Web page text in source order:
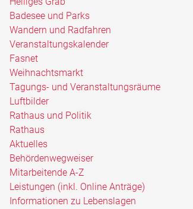
Badesee und Parks
Wandern und Radfahren
Veranstaltungskalender
Fasnet
Weihnachtsmarkt
Tagungs- und Veranstaltungsräume
Luftbilder
Rathaus und Politik
Rathaus
Aktuelles
Behördenwegweiser
Mitarbeitende A-Z
Leistungen (inkl. Online Anträge)
Informationen zu Lebenslagen